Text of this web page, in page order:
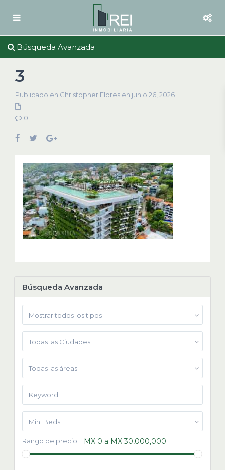
Búsqueda Avanzada
3
Publicado en Christopher Flores en junio 26, 2026
0
Búsqueda Avanzada
Mostrar todos los tipos
Todas las Ciudades
Todas las áreas
Min. Beds
Rango de precio: MX 0 a MX 30,000,000